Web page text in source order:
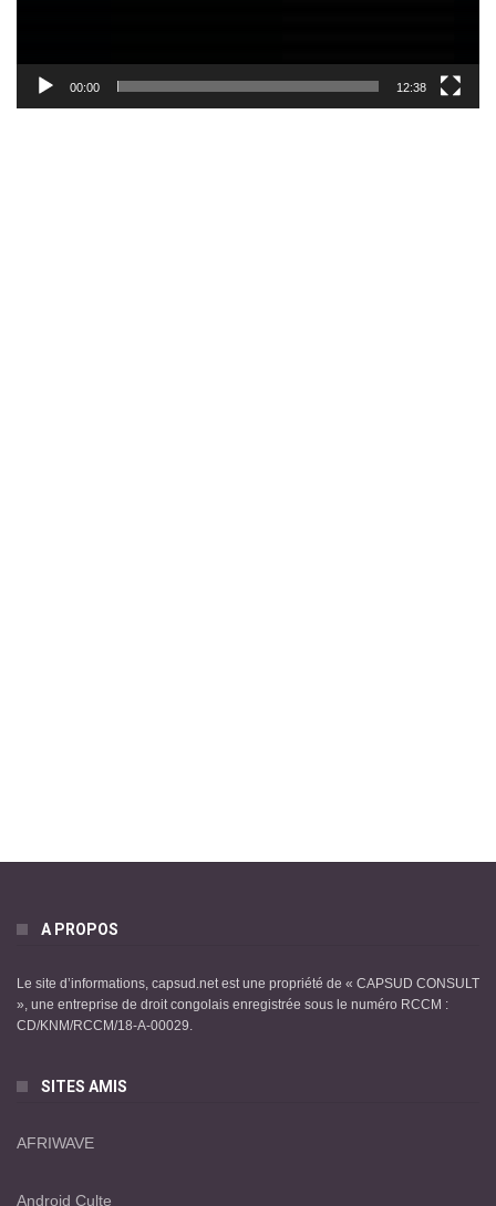
00:00 12:38
A PROPOS
Le site d’informations, capsud.net est une propriété de « CAPSUD CONSULT
», une entreprise de droit congolais enregistrée sous le numéro RCCM :
CD/KNM/RCCM/18-A-00029.
SITES AMIS
AFRIWAVE
Android Culte